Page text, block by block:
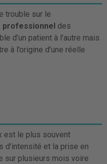
trouble sur le
professionnel des
d’un patient à l’autre mais
à l’origine d’une réelle
est le plus souvent
d’intensité et la prise en
sur plusieurs mois voire